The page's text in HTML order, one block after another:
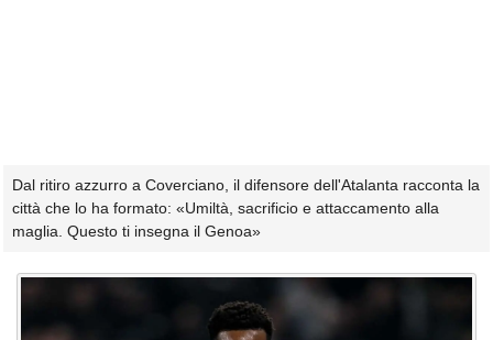
Dal ritiro azzurro a Coverciano, il difensore dell'Atalanta racconta la
città che lo ha formato: «Umiltà, sacrificio e attaccamento alla
maglia. Questo ti insegna il Genoa»